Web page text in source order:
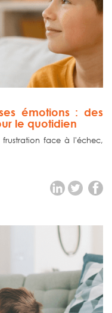
émotions : des
le quotidien
frustration face à l'échec,